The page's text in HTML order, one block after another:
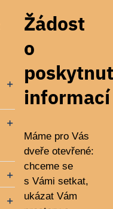
Žádost
o
informací
Máme pro Vás
dveře otevřené:
chceme se
s Vámi setkat,
ukázat Vám